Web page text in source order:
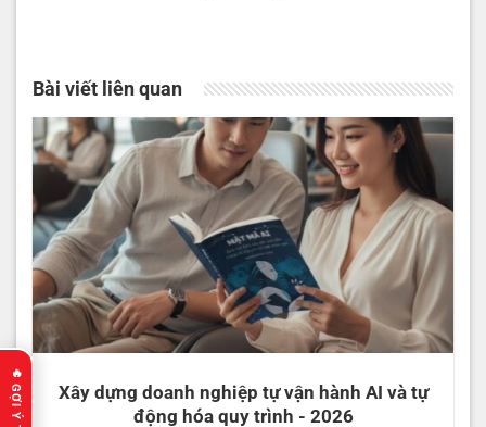
Bài viết liên quan
Xây dựng doanh nghiệp tự vận hành AI và tự
động hóa quy trình - 2026